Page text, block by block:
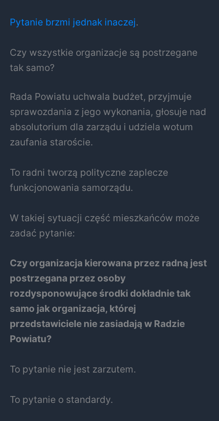
Pytanie brzmi jednak inaczej.
Czy wszystkie organizacje są postrzegane
tak samo?
Rada Powiatu uchwala budżet, przyjmuje
sprawozdania z jego wykonania, głosuje nad
absolutorium dla zarządu i udziela wotum
zaufania staroście.
To radni tworzą polityczne zaplecze
funkcjonowania samorządu.
W takiej sytuacji część mieszkańców może
zadać pytanie:
Czy organizacja kierowana przez radną jest
postrzegana przez osoby
rozdysponowujące środki dokładnie tak
samo jak organizacja, której
przedstawiciele nie zasiadają w Radzie
Powiatu?
To pytanie nie jest zarzutem.
To pytanie o standardy.